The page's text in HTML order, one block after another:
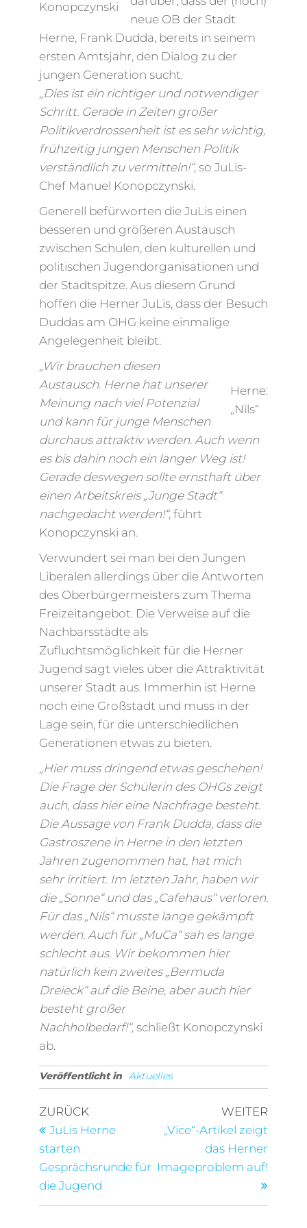
Konopczynski
neue OB der Stadt
Herne, Frank Dudda, bereits in seinem
ersten Amtsjahr, den Dialog zu der
jungen Generation sucht.
„Dies ist ein richtiger und notwendiger
Schritt. Gerade in Zeiten großer
Politikverdrossenheit ist es sehr wichtig,
frühzeitig jungen Menschen Politik
verständlich zu vermitteln!“, so JuLis-
Chef Manuel Konopczynski.
Generell befürworten die JuLis einen
besseren und größeren Austausch
zwischen Schulen, den kulturellen und
politischen Jugendorganisationen und
der Stadtspitze. Aus diesem Grund
hoffen die Herner JuLis, dass der Besuch
Duddas am OHG keine einmalige
Angelegenheit bleibt.
Herne:
„Nils“
„Wir brauchen diesen
Austausch. Herne hat unserer
Meinung nach viel Potenzial
und kann für junge Menschen
durchaus attraktiv werden. Auch wenn
es bis dahin noch ein langer Weg ist!
Gerade deswegen sollte ernsthaft über
einen Arbeitskreis „Junge Stadt“
nachgedacht werden!“, führt
Konopczynski an.
Verwundert sei man bei den Jungen
Liberalen allerdings über die Antworten
des Oberbürgermeisters zum Thema
Freizeitangebot. Die Verweise auf die
Nachbarsstädte als
Zufluchtsmöglichkeit für die Herner
Jugend sagt vieles über die Attraktivität
unserer Stadt aus. Immerhin ist Herne
noch eine Großstadt und muss in der
Lage sein, für die unterschiedlichen
Generationen etwas zu bieten.
„Hier muss dringend etwas geschehen!
Die Frage der Schülerin des OHGs zeigt
auch, dass hier eine Nachfrage besteht.
Die Aussage von Frank Dudda, dass die
Gastroszene in Herne in den letzten
Jahren zugenommen hat, hat mich
sehr irritiert. Im letzten Jahr, haben wir
die „Sonne“ und das „Cafehaus“ verloren.
Für das „Nils“ musste lange gekämpft
werden. Auch für „MuCa“ sah es lange
schlecht aus. Wir bekommen hier
natürlich kein zweites „Bermuda
Dreieck“ auf die Beine, aber auch hier
besteht großer
Nachholbedarf!“,schließt Konopczynski
ab.
Veröffentlicht in Aktuelles
Beitragsnavigation
Vorheriger
Beitrag
ZURÜCK
JuLis Herne
starten
Gesprächsrunde für
die Jugend
WEITER
„Vice“-Artikel zeigt
das Herner
Imageproblem auf!